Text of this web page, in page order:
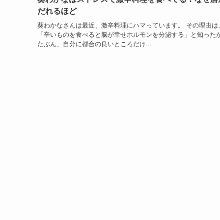
だれるほど
葵わかなさんは最近、激辛料理にハマっています。 その理由は
「辛いものを食べると脳が幸せホルモンを分泌する」と知った
たぶん、自分に都合の良いところだけ...